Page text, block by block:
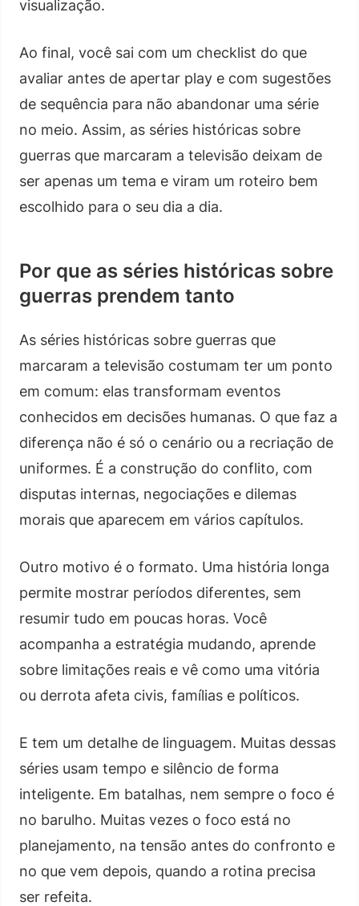
visualização.
Ao final, você sai com um checklist do que
avaliar antes de apertar play e com sugestões
de sequência para não abandonar uma série
no meio. Assim, as séries históricas sobre
guerras que marcaram a televisão deixam de
ser apenas um tema e viram um roteiro bem
escolhido para o seu dia a dia.
Por que as séries históricas sobre
guerras prendem tanto
As séries históricas sobre guerras que
marcaram a televisão costumam ter um ponto
em comum: elas transformam eventos
conhecidos em decisões humanas. O que faz a
diferença não é só o cenário ou a recriação de
uniformes. É a construção do conflito, com
disputas internas, negociações e dilemas
morais que aparecem em vários capítulos.
Outro motivo é o formato. Uma história longa
permite mostrar períodos diferentes, sem
resumir tudo em poucas horas. Você
acompanha a estratégia mudando, aprende
sobre limitações reais e vê como uma vitória
ou derrota afeta civis, famílias e políticos.
E tem um detalhe de linguagem. Muitas dessas
séries usam tempo e silêncio de forma
inteligente. Em batalhas, nem sempre o foco é
no barulho. Muitas vezes o foco está no
planejamento, na tensão antes do confronto e
no que vem depois, quando a rotina precisa
ser refeita.